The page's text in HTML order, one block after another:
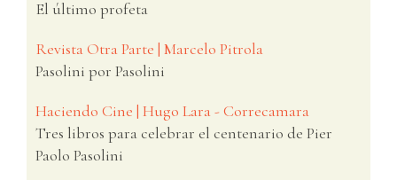
El último profeta
Revista Otra Parte | Marcelo Pitrola
Pasolini por Pasolini
Haciendo Cine | Hugo Lara - Correcamara
Tres libros para celebrar el centenario de Pier
Paolo Pasolini